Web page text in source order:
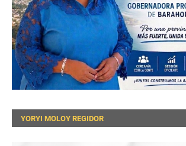
YORYI MOLOY REGIDOR